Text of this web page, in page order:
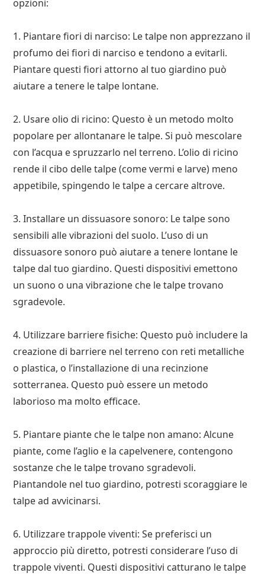
opzioni:
1. Piantare fiori di narciso: Le talpe non apprezzano il
profumo dei fiori di narciso e tendono a evitarli.
Piantare questi fiori attorno al tuo giardino può
aiutare a tenere le talpe lontane.
2. Usare olio di ricino: Questo è un metodo molto
popolare per allontanare le talpe. Si può mescolare
con l’acqua e spruzzarlo nel terreno. L’olio di ricino
rende il cibo delle talpe (come vermi e larve) meno
appetibile, spingendo le talpe a cercare altrove.
3. Installare un dissuasore sonoro: Le talpe sono
sensibili alle vibrazioni del suolo. L’uso di un
dissuasore sonoro può aiutare a tenere lontane le
talpe dal tuo giardino. Questi dispositivi emettono
un suono o una vibrazione che le talpe trovano
sgradevole.
4. Utilizzare barriere fisiche: Questo può includere la
creazione di barriere nel terreno con reti metalliche
o plastica, o l’installazione di una recinzione
sotterranea. Questo può essere un metodo
laborioso ma molto efficace.
5. Piantare piante che le talpe non amano: Alcune
piante, come l’aglio e la capelvenere, contengono
sostanze che le talpe trovano sgradevoli.
Piantandole nel tuo giardino, potresti scoraggiare le
talpe ad avvicinarsi.
6. Utilizzare trappole viventi: Se preferisci un
approccio più diretto, potresti considerare l’uso di
trappole viventi. Questi dispositivi catturano le talpe